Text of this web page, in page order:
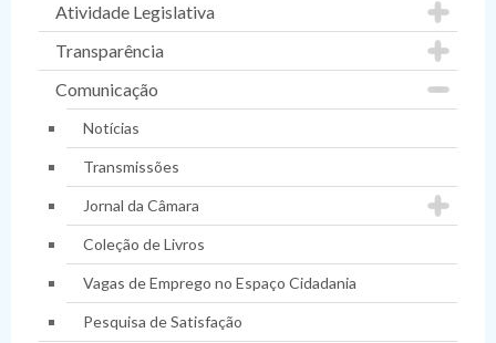
Atividade Legislativa
Transparência
Comunicação
Notícias
Transmissões
Jornal da Câmara
Coleção de Livros
Vagas de Emprego no Espaço Cidadania
Pesquisa de Satisfação